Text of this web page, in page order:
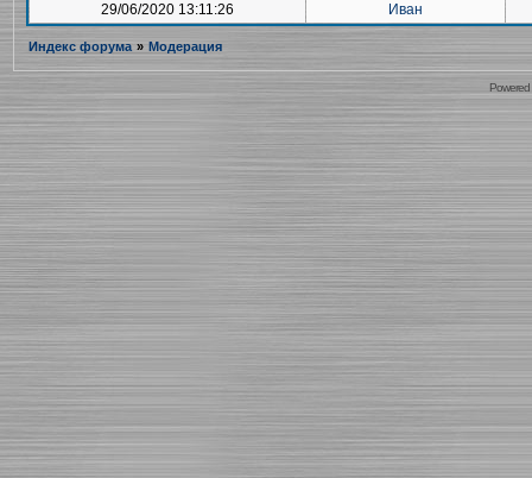
29/06/2020 13:11:26
Иван
Индекс форума » Модерация